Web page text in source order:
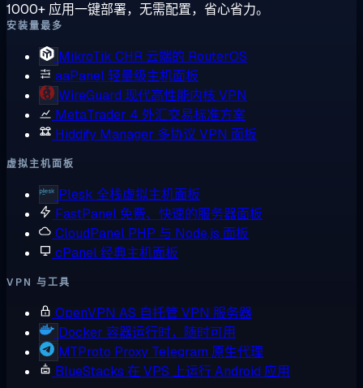
1000+ 应用一键部署，无需配置，省心省力。
安装量最多
MikroTik CHR 云端的 RouterOS
aaPanel轻量级主机面板
WireGuard 现代高性能内核 VPN
MetaTrader 4 外汇交易标准方案
Hiddify Manager 多协议 VPN 面板
虚拟主机面板
Plesk 全栈虚拟主机面板
FastPanel 免费、快速的服务器面板
CloudPanel PHP 与 Node.js 面板
cPanel经典主机面板
VPN 与工具
OpenVPN AS 自托管 VPN 服务器
Docker 容器运行时，随时可用
MTProto Proxy Telegram 原生代理
BlueStacks 在 VPS 上运行 Android 应用